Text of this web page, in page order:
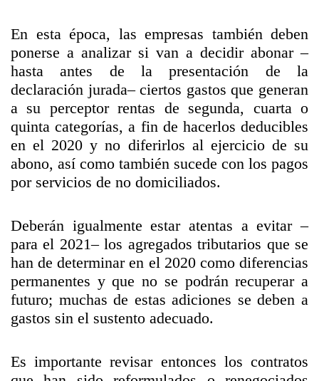
En esta época, las empresas también deben
ponerse a analizar si van a decidir abonar –
hasta antes de la presentación de la
declaración jurada– ciertos gastos que generan
a su perceptor rentas de segunda, cuarta o
quinta categorías, a fin de hacerlos deducibles
en el 2020 y no diferirlos al ejercicio de su
abono, así como también sucede con los pagos
por servicios de no domiciliados.
Deberán igualmente estar atentas a evitar –
para el 2021– los agregados tributarios que se
han de determinar en el 2020 como diferencias
permanentes y que no se podrán recuperar a
futuro; muchas de estas adiciones se deben a
gastos sin el sustento adecuado.
Es importante revisar entonces los contratos